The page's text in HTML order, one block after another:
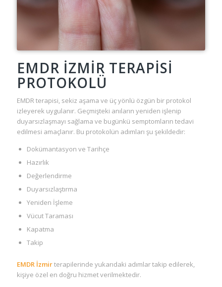
EMDR İZMIR TERAPISI
PROTOKOLÜ
EMDR terapisi, sekiz aşama ve üç yönlü özgün bir protokol
izleyerek uygulanır. Geçmişteki anıların yeniden işlenip
duyarsızlaşmayı sağlama ve bugünkü semptomların tedavi
edilmesi amaçlanır. Bu protokolün adımları şu şekildedir:
Dokümantasyon ve Tarihçe
Hazırlık
Değerlendirme
Duyarsızlaştırma
Yeniden İşleme
Vücut Taraması
Kapatma
Takip
EMDR İzmirterapilerinde yukarıdaki adımlar takip edilerek,
kişiye özel en doğru hizmet verilmektedir.